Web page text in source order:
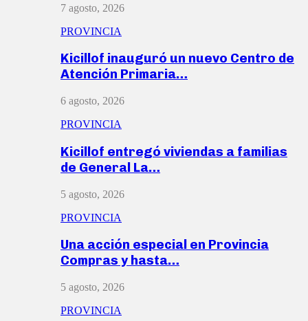
7 agosto, 2026
PROVINCIA
Kicillof inauguró un nuevo Centro de
Atención Primaria…
6 agosto, 2026
PROVINCIA
Kicillof entregó viviendas a familias
de General La…
5 agosto, 2026
PROVINCIA
Una acción especial en Provincia
Compras y hasta…
5 agosto, 2026
PROVINCIA